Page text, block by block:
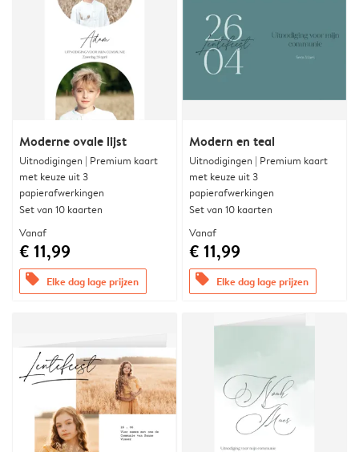
Moderne ovale lijst
Uitnodigingen | Premium kaart
met keuze uit 3
papierafwerkingen
Set van 10 kaarten
Vanaf
€ 11,99
offers Elke dag lage prijzen
Modern en teal
Uitnodigingen | Premium kaart
met keuze uit 3
papierafwerkingen
Set van 10 kaarten
Vanaf
€ 11,99
offers Elke dag lage prijzen